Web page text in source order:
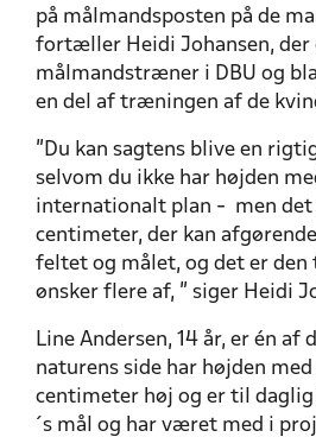
på målmandsposten på de
fortæller Heidi Johansen, der
målmandstræner i DBU og
en del af træningen af de
”Du kan sagtens blive en
selvom du ikke har højden
internationalt plan - men det
centimeter, der kan
feltet og målet, og det er den
ønsker flere af, ” siger Heidi
Line Andersen, 14 år, er én af
naturens side har højden med
centimeter høj og er til daglig
´s mål og har været med i